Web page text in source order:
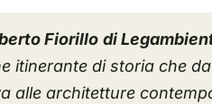
Fiorillo di
itinerante di storia che
alle architetture